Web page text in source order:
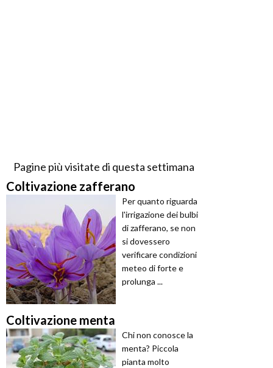
Pagine più visitate di questa settimana
Coltivazione zafferano
Per quanto riguarda
l'irrigazione dei bulbi
di zafferano, se non
si dovessero
verificare condizioni
meteo di forte e
prolunga ...
Coltivazione menta
Chi non conosce la
menta? Piccola
pianta molto